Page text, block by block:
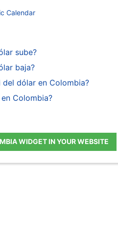
Calendar
sube?
baja?
del dólar en Colombia?
Colombia?
WIDGET IN YOUR WEBSITE